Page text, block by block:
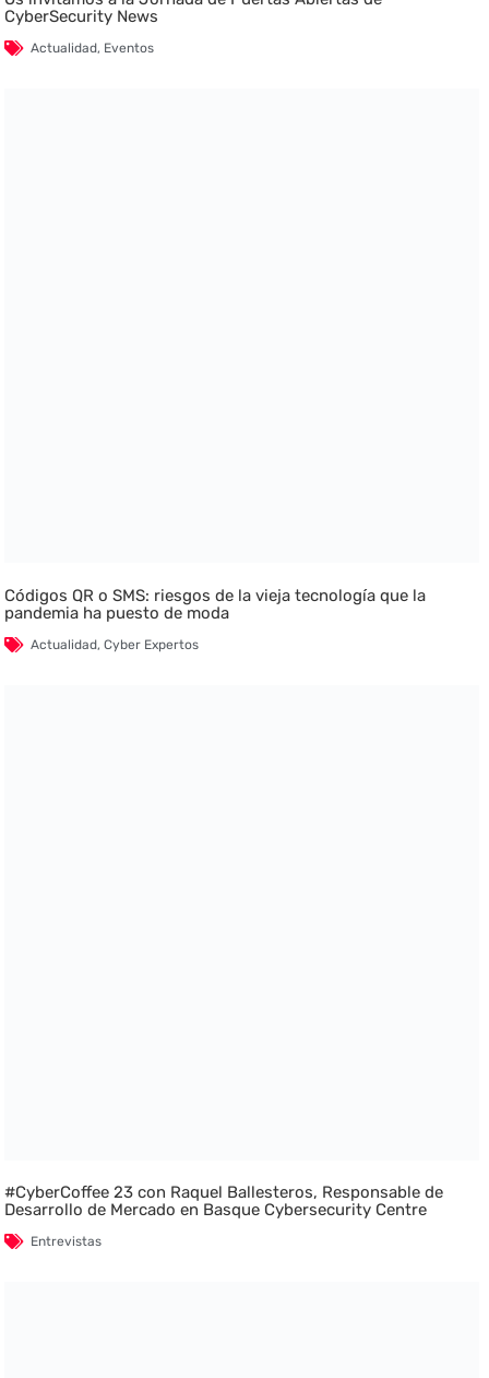
CyberSecurity News
Actualidad, Eventos
Códigos QR o SMS: riesgos de la vieja tecnología que la
pandemia ha puesto de moda
Actualidad,Cyber Expertos
#CyberCoffee 23 con Raquel Ballesteros, Responsable de
Desarrollo de Mercado en Basque Cybersecurity Centre
Entrevistas